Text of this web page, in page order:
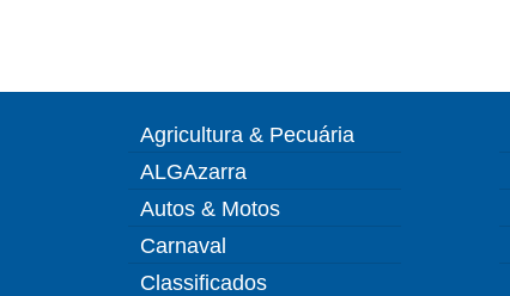
Agricultura & Pecuária
ALGAzarra
Autos & Motos
Carnaval
Classificados